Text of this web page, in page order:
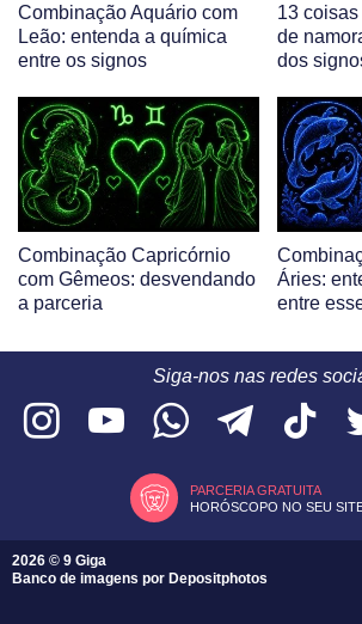
Combinação Aquário com
Leão: entenda a química
entre os signos
13
de
dos
Combinação Capricórnio
com Gêmeos: desvendando
a parceria
Áries:
entre
Siga-nos nas redes
PARCERIA GRATUITA
HORÓSCOPO NO SEU
2026 © 9 Giga
Banco de imagens por Depositphotos